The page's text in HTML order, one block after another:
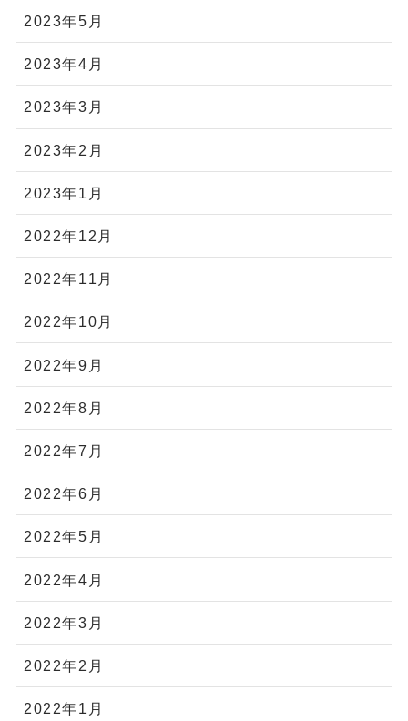
2023年5月
2023年4月
2023年3月
2023年2月
2023年1月
2022年12月
2022年11月
2022年10月
2022年9月
2022年8月
2022年7月
2022年6月
2022年5月
2022年4月
2022年3月
2022年2月
2022年1月